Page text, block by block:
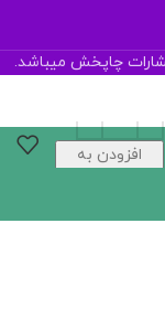
چاپخش میباشد.
افزودن به